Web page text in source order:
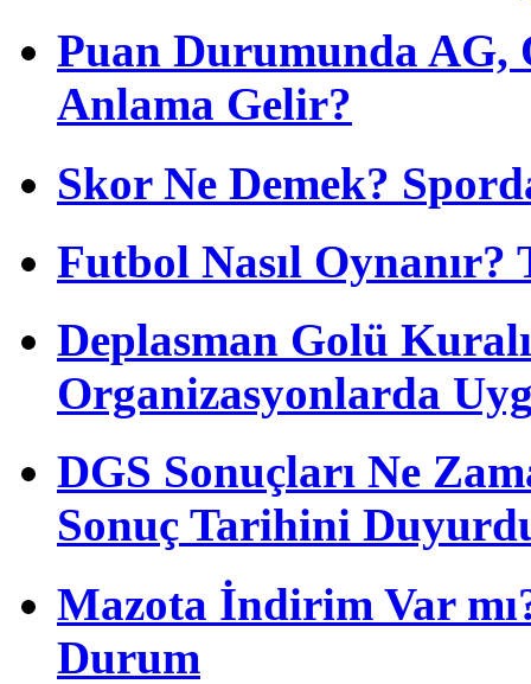
Puan Durumunda AG,
Anlama Gelir?
Skor Ne Demek?
Futbol Nasıl
Deplasman Golü
Organizasyonlarda
DGS Sonuçları Ne
Sonuç Tarihini
Mazota İndirim Var
Durum